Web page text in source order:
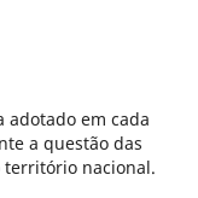
adotado em cada
a questão das
território nacional.